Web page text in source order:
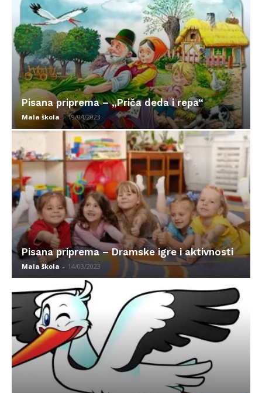
Pisana priprema – „Priča deda i repa“
Mala škola - 19/04/2023
Pisana priprema – Dramske igre i aktivnosti
Mala škola - 14/03/2023